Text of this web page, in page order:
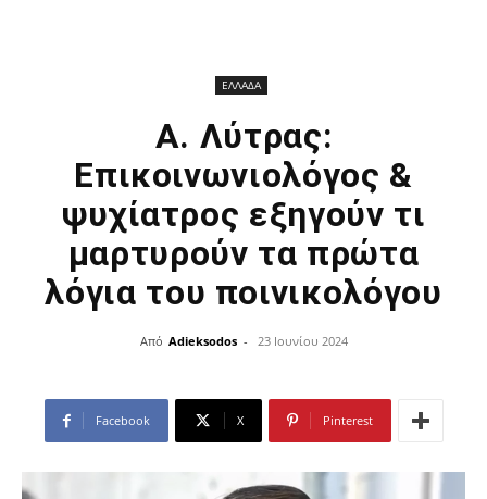
ΕΛΛΑΔΑ
Α. Λύτρας:
Επικοινωνιολόγος &
ψυχίατρος εξηγούν τι
μαρτυρούν τα πρώτα
λόγια του ποινικολόγου
Από Adieksodos - 23 Ιουνίου 2024
Facebook X Pinterest